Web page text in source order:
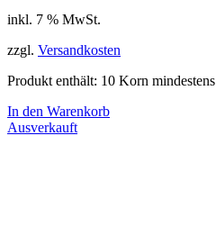
inkl. 7 % MwSt.
zzgl. Versandkosten
Produkt enthält: 10 Korn mindestens
In den Warenkorb
Ausverkauft